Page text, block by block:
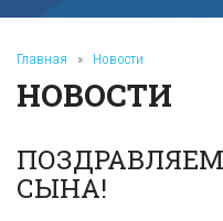
Главная » Новости
НОВОСТИ
СЫНА!